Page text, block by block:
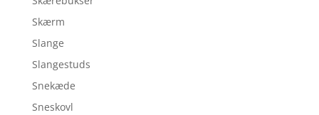
Skærm
Slange
Slangestuds
Snekæde
Sneskovl